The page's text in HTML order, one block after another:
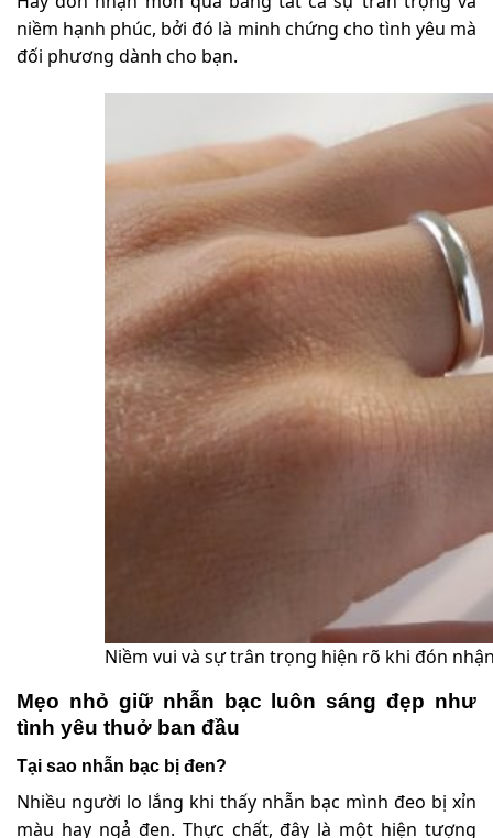
niềm hạnh phúc, bởi đó là minh chứng cho tình yêu mà
đối phương dành cho bạn.
Niềm vui và sự trân trọng hiện rõ khi đón
Mẹo nhỏ giữ nhẫn bạc luôn sáng đẹp như
tình yêu thuở ban đầu
Tại sao nhẫn bạc bị đen?
Nhiều người lo lắng khi thấy nhẫn bạc mình đeo bị xỉn
màu hay ngả đen. Thực chất, đây là một hiện tượng